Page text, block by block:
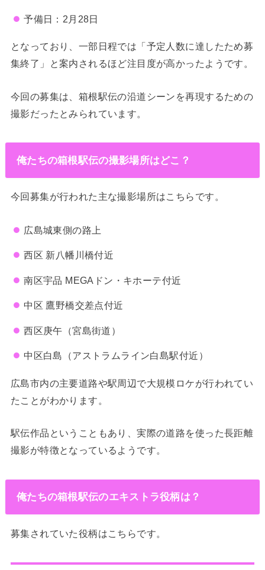
予備日：2月28日
となっており、一部日程では「予定人数に達したため募
集終了」と案内されるほど注目度が高かったようです。
今回の募集は、箱根駅伝の沿道シーンを再現するための
撮影だったとみられています。
俺たちの箱根駅伝の撮影場所はどこ？
今回募集が行われた主な撮影場所はこちらです。
広島城東側の路上
西区 新八幡川橋付近
南区宇品 MEGAドン・キホーテ付近
中区 鷹野橋交差点付近
西区庚午（宮島街道）
中区白島（アストラムライン白島駅付近）
広島市内の主要道路や駅周辺で大規模ロケが行われてい
たことがわかります。
駅伝作品ということもあり、実際の道路を使った長距離
撮影が特徴となっているようです。
俺たちの箱根駅伝のエキストラ役柄は？
募集されていた役柄はこちらです。